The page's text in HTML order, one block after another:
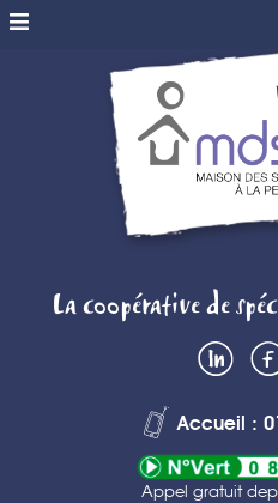
–
LA
La coopérative de
Accueil :
Appel gratuit